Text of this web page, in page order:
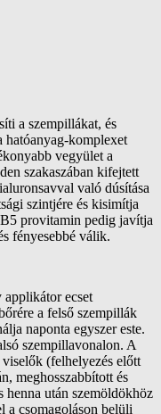
a szempillákat, és
hatóanyag-komplexet
vegyület a
szakaszában kifejtett
való dúsítása
szintjére és kisimítja
provitamin pedig javítja
fényesebbé válik.
ecset
a felső szempillák
naponta egyszer este.
szempillavonalon. A
(felhelyezés előtt
meghosszabbított és
henna után szemöldökhöz
a csomagoláson belüli